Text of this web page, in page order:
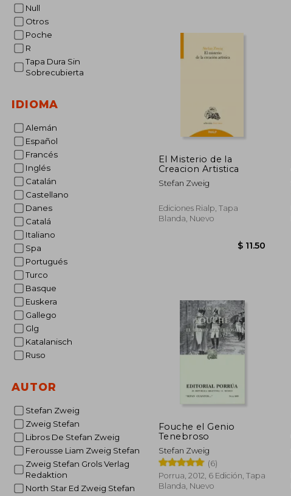
Null
Otros
Poche
R
Tapa Dura Sin
Sobrecubierta
IDIOMA
Alemán
Español
Francés
Inglés
Catalán
Castellano
Danes
Catalá
Italiano
Spa
Portugués
Turco
Basque
Euskera
Gallego
Glg
Katalanisch
Ruso
AUTOR
Stefan Zweig
Zweig Stefan
Libros De Stefan Zweig
Ferousse Liam Zweig Stefan
Zweig Stefan Grols Verlag
Redaktion
North Star Ed Zweig Stefan
15%
El Misterio de la
Creacion Artistica
Stefan Zweig
Ediciones Rialp, Tapa
Blanda, Nuevo
Fouche el Genio
Tenebroso
Stefan Zweig
(6)
Porrua, 2012, 6 Edición, Tapa
Blanda, Nuevo